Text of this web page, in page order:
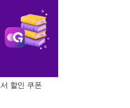
할인 쿠폰